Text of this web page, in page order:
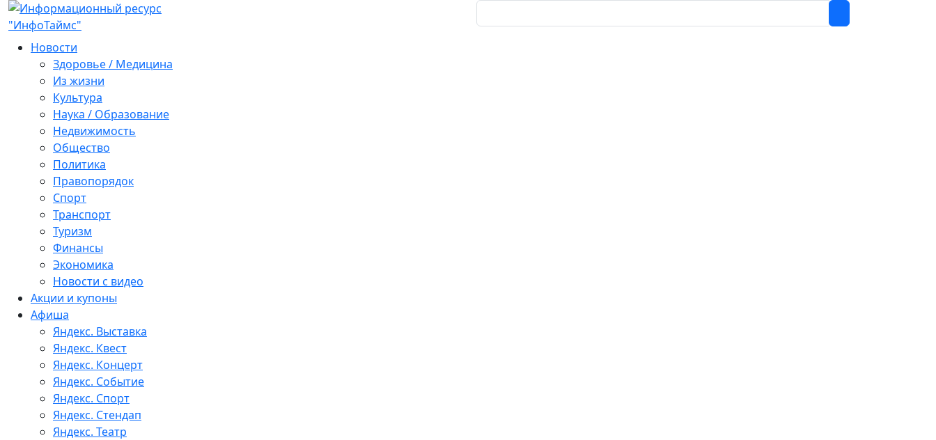
Новости
Здоровье / Медицина
Из жизни
Культура
Наука / Образование
Недвижимость
Общество
Политика
Правопорядок
Спорт
Транспорт
Туризм
Финансы
Экономика
Новости с видео
Акции и купоны
Афиша
Яндекс. Выставка
Яндекс. Квест
Яндекс. Концерт
Яндекс. Событие
Яндекс. Спорт
Яндекс. Стендап
Яндекс. Театр